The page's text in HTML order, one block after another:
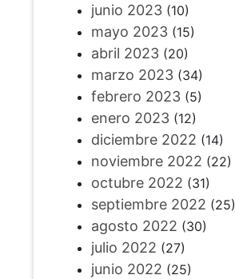
junio 2023(10)
mayo 2023(15)
abril 2023(20)
marzo 2023(34)
febrero 2023(5)
enero 2023(12)
diciembre 2022 (14)
noviembre 2022 (22)
octubre 2022 (31)
septiembre 2022 (25)
agosto 2022 (30)
julio 2022 (27)
junio 2022 (25)